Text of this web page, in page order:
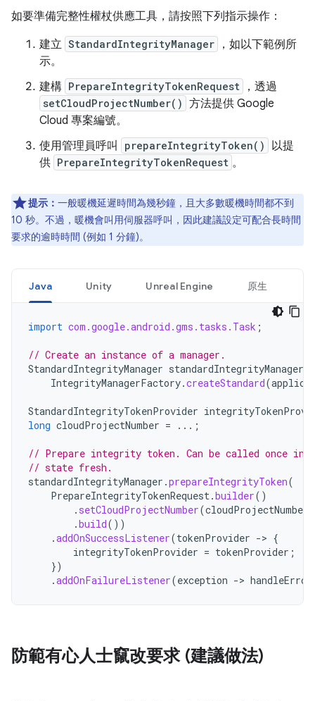
如要準備完整性權杖供應工具，請按照下列指示操作：
建立 StandardIntegrityManager
，如以下範例所
示。
建構 PrepareIntegrityTokenRequest ，透過
setCloudProjectNumber() 方法提供 Google
Cloud 專案編號。
使用管理員呼叫
prepareIntegrityToken()
以提
供 PrepareIntegrityTokenRequest 。
提示： 一般暖機延遲時間為幾秒鐘，且大多數暖機時間都不到
10 秒。不過，暖機會叫用伺服器呼叫，因此建議設定可配合長時間
要求的逾時時間 (例如 1 分鐘)。
Java Unity Unreal Engine 原生
import com.google.android.gms.tasks.Task ;
// Create an instance of a manager.
StandardIntegrityManager standardIntegrityManager
IntegrityManagerFactory.createStandard(
StandardIntegrityTokenProvider
long cloudProjectNumber = ...;
// Prepare integrity token. Can be called once in
// state fresh.
standardIntegrityManager .prepareIntegrityToken(
PrepareIntegrityTokenRequest.builder()
. setCloudProjectNumber(cloudProjectNumber
.build())
.addOnSuccessListener(tokenProvider -> {
integrityTokenProvider = tokenProvider ;
})
.addOnFailureListener(exception -> handleError
防範有心人士竄改要求 (建議做法)